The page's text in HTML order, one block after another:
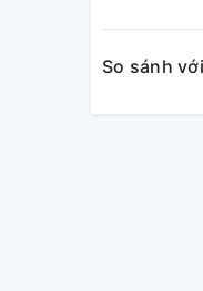
đáp ứng đa
dùng di
So sánh